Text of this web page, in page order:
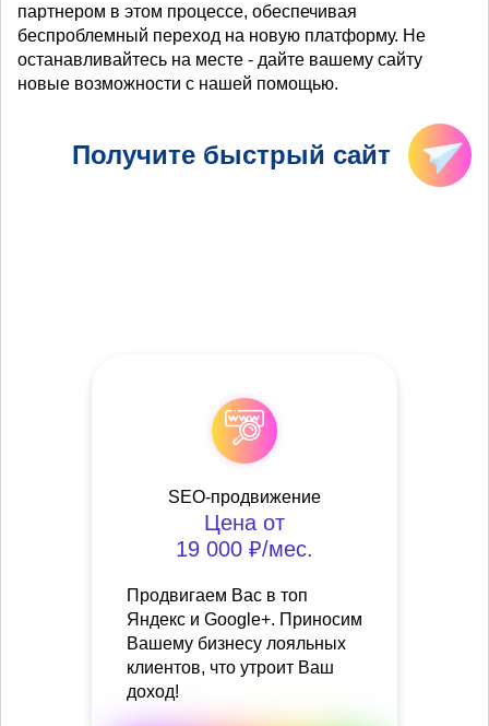
партнером в этом процессе, обеспечивая
беспроблемный переход на новую платформу. Не
останавливайтесь на месте - дайте вашему сайту
новые возможности с нашей помощью.
Получите быстрый сайт
SEO-продвижение
Цена от
19 000 ₽/мес.
Продвигаем Вас в топ
Яндекс и Google+. Приносим
Вашему бизнесу лояльных
клиентов, что утроит Ваш
доход!